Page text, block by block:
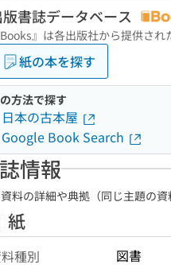
版書誌データベース
Books』は各出版社から提供さ
紙の本を探す
方法で探す
日本の古本屋
Google Book Search
情報
料の詳細や典拠（同じ主題の
紙
種別 図書